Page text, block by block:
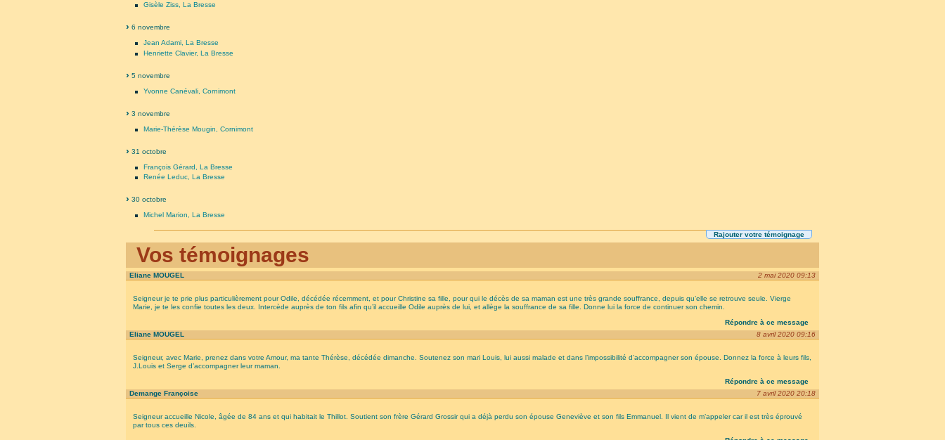
Gisèle Ziss, La Bresse
6 novembre
Jean Adami, La Bresse
Henriette Clavier, La Bresse
5 novembre
Yvonne Canévali, Cornimont
3 novembre
Marie-Thérèse Mougin, Cornimont
31 octobre
François Gérard, La Bresse
Renée Leduc, La Bresse
30 octobre
Michel Marion, La Bresse
Rajouter votre témoignage
Vos témoignages
Eliane MOUGEL 2 mai 2020 09:13
Seigneur je te prie plus particulièrement pour Odile, décédée récemment, et pour Christine sa fille, pour qui le décès de sa maman est une très grande souffrance, depuis qu’elle se retrouve seule. Vierge
Marie, je te les confie toutes les deux. Intercède auprès de ton fils afin qu’il accueille Odile auprès de lui, et allège la souffrance de sa fille. Donne lui la force de continuer son chemin.
Répondre à ce message
Eliane MOUGEL
8 avril 2020 09:16
Seigneur, avec Marie, prenez dans votre Amour, ma tante Thérèse, décédée dimanche. Soutenez son mari Louis, lui aussi malade et dans l’impossibilité d’accompagner son épouse. Donnez la force à leurs fils,
J.Louis et Serge d’accompagner leur maman.
Répondre à ce message
Demange Françoise
7 avril 2020 20:18
Seigneur accueille Nicole, âgée de 84 ans et qui habitait le Thillot. Soutient son frère Gérard Grossir qui a déjà perdu son épouse Geneviève et son fils Emmanuel. Il vient de m’appeler car il est très éprouvé
par tous ces deuils.